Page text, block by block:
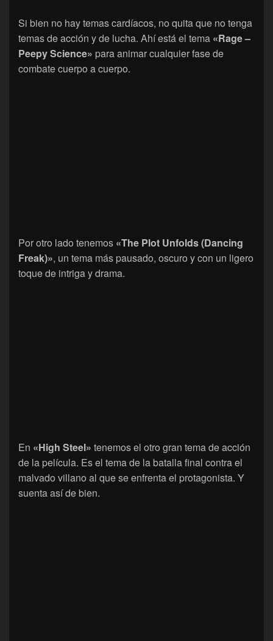
Si bien no hay temas cardíacos, no quita que no tenga
temas de acción y de lucha. Ahí está el tema «Rage –
Peepy Science» para animar cualquier fase de
combate cuerpo a cuerpo.
Por otro lado tenemos «The Plot Unfolds (Dancing
Freak)», un tema más pausado, oscuro y con un ligero
toque de intriga y drama.
En «High Steel» tenemos el otro gran tema de acción
de la película. Es el tema de la batalla final contra el
malvado villano al que se enfrenta el protagonista. Y
suenta así de bien.